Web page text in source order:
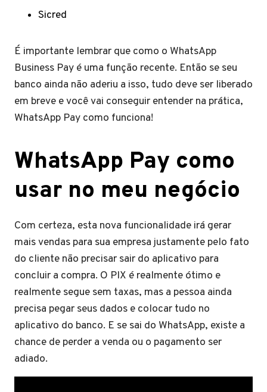
Sicred
É importante lembrar que como o WhatsApp
Business Pay é uma função recente. Então se seu
banco ainda não aderiu a isso, tudo deve ser liberado
em breve e você vai conseguir entender na prática,
WhatsApp Pay como funciona!
WhatsApp Pay como
usar no meu negócio
Com certeza, esta nova funcionalidade irá gerar
mais vendas para sua empresa justamente pelo fato
do cliente não precisar sair do aplicativo para
concluir a compra. O PIX é realmente ótimo e
realmente segue sem taxas, mas a pessoa ainda
precisa pegar seus dados e colocar tudo no
aplicativo do banco. E se sai do WhatsApp, existe a
chance de perder a venda ou o pagamento ser
adiado.